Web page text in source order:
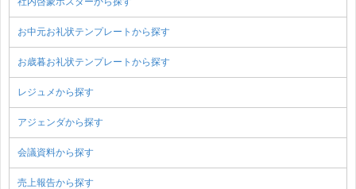
お中元お礼状テンプレートから探す
お歳暮お礼状テンプレートから探す
レジュメから探す
アジェンダから探す
会議資料から探す
売上報告から探す